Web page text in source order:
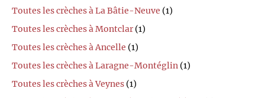
Toutes les crèches à La Bâtie-Neuve (1)
Toutes les crèches à Montclar (1)
Toutes les crèches à Ancelle (1)
Toutes les crèches à Laragne-Montéglin (1)
Toutes les crèches à Veynes (1)